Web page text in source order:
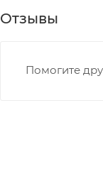
•
• Щорса –
Отзывы
Помогите